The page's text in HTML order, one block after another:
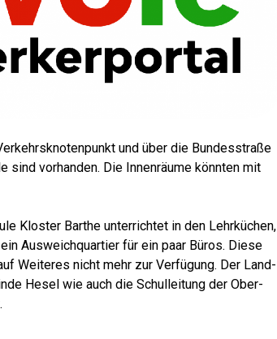
und über die Bun­des­stra­ße
sind vor­han­den. Die Innen­räu­me könn­ten mit
Klos­ter Bar­the unter­rich­tet in den Lehr­kü­chen,
Aus­weich­quar­tier für ein paar Büros. Die­se
Wei­te­res nicht mehr zur Ver­fü­gung. Der Land­
Hesel wie auch die Schul­lei­tung der Ober­